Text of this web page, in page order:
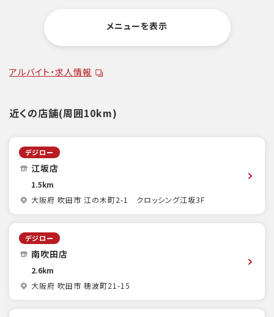
メニューを表示
アルバイト・求人情報
近くの店舗(周囲10km)
デジロー
江坂店
1.5km
大阪府 吹田市 江の木町2-1 クロッシング江坂3F
デジロー
南吹田店
2.6km
大阪府 吹田市 穂波町21-15